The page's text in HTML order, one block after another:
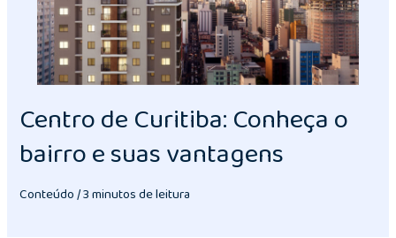
Centro de Curitiba: Conheça o
bairro e suas vantagens
Conteúdo/3 minutos de leitura